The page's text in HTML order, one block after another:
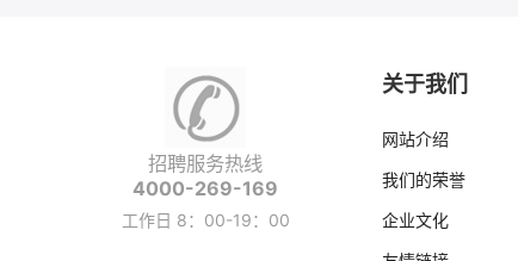
招聘服务热线
4000-269-169
工作日 8：00-19：00
关于我们
网站介绍
我们的荣誉
企业文化